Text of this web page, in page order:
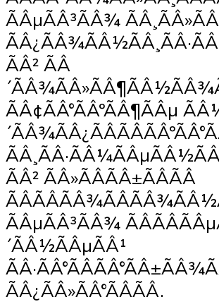
ÃÂµÃÂ³ÃÂ¾ ÃÂ¸ÃÂ»ÃÂ¸
ÃÂ² ÃÂ
ÃÂ¢ÃÂ°ÃÂºÃÂ¶ÃÂµ
ÃÂ² ÃÂ»ÃÂÃÂ±ÃÂÃÂ
ÃÂµÃÂ³ÃÂ¾
´ÃÂ½ÃÂµÃÂ¹
ÃÂ¿ÃÂ»ÃÂ°ÃÂÃÂ.